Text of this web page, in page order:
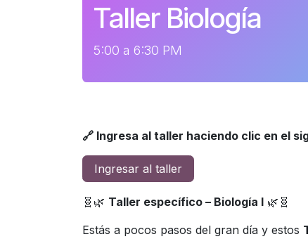
Taller Biología
5:00 a 6:30 PM
🔗 Ingresa al taller haciendo clic en el
Ingresar al taller
🧬🌿 Taller específico – Biología I 🌿🧬
Estás a pocos pasos del gran día y estos